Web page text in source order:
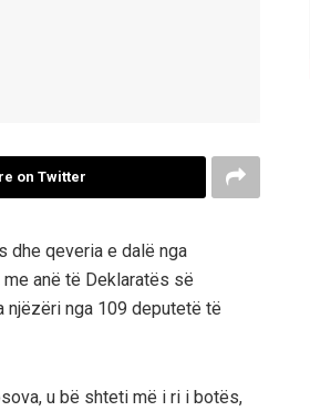
on Twitter
dhe qeveria e dalë nga
anë të Deklaratës së
njëzëri nga 109 deputetë të
u bë shteti më i ri i botës,